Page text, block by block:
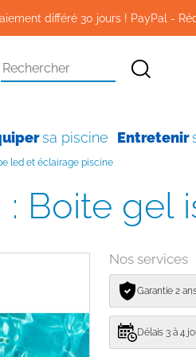
différé 30 jours ! PayPal -
sa piscine Entretenir
led et éclairage piscine
: Boite gel
Nos services
Garantie 2
Délais 3 à 4